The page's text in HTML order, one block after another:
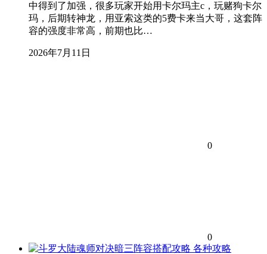
中得到了加强，很多玩家开始用卡尔玛主c，玩赌狗卡尔
玛，后期转神龙，用亚索这类的5费卡来当大哥，这套阵
容的强度非常高，前期也比…
2026年7月11日
0
0
各种攻略